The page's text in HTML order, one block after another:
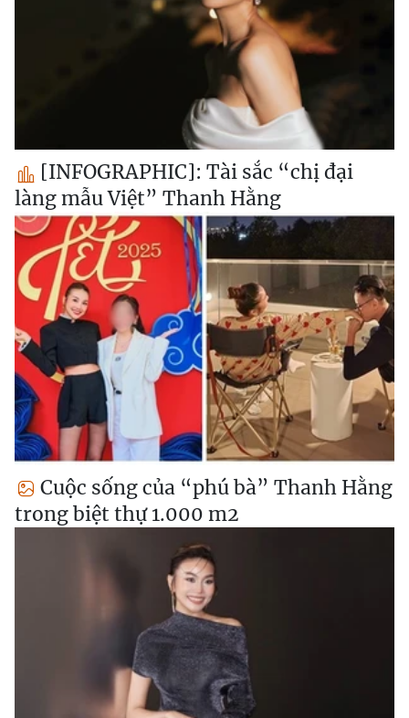
[INFOGRAPHIC]: Tài sắc “chị đại
làng mẫu Việt” Thanh Hằng
Cuộc sống của “phú bà” Thanh Hằng
trong biệt thự 1.000 m2